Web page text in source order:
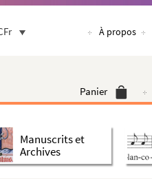
À propos
Panier
Manuscrits et
Archives